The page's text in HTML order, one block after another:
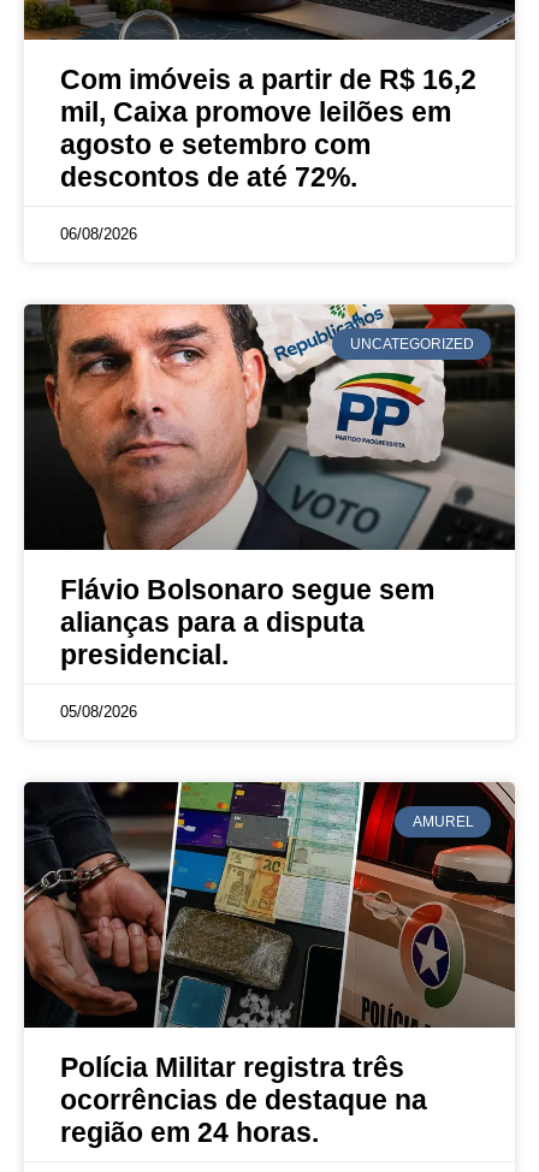
Com imóveis a partir de R$ 16,2
mil, Caixa promove leilões em
agosto e setembro com
descontos de até 72%.
06/08/2026
UNCATEGORIZED
Flávio Bolsonaro segue sem
alianças para a disputa
presidencial.
05/08/2026
AMUREL
Polícia Militar registra três
ocorrências de destaque na
região em 24 horas.